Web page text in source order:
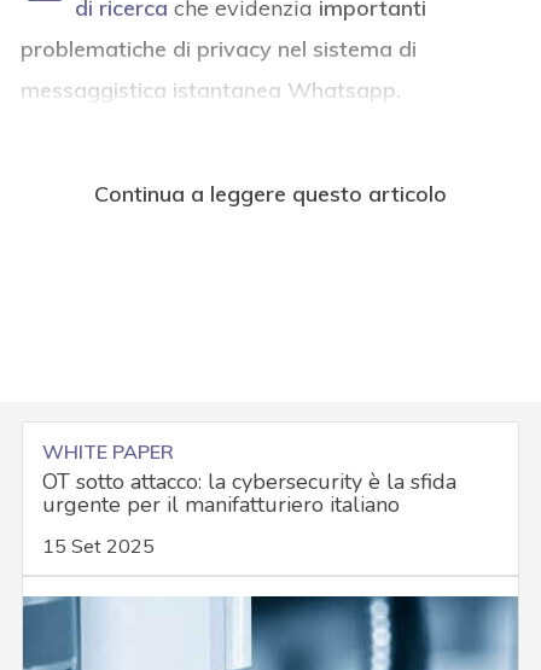
di ricerca che evidenzia importanti
problematiche di privacy nel sistema di
messaggistica istantanea Whatsapp.
Continua a leggere questo articolo
WHITE PAPER
OT sotto attacco: la cybersecurity è la sfida
urgente per il manifatturiero italiano
15 Set 2025